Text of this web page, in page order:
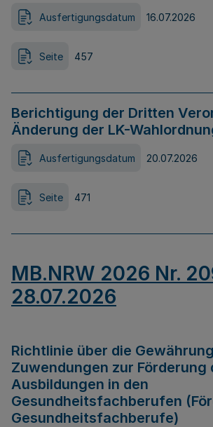
Ausfertigungsdatum 16.07.2026
Seite 457
Berichtigung der Dritten
Änderung der LK-
Ausfertigungsdatum 20.07.2026
Seite 471
MB.NRW 2026 Nr.
28.07.2026
Richtlinie über die
Zuwendungen zur Förderung
Ausbildungen in den
Gesundheitsfachberufen
Gesundheitsfachberufe)